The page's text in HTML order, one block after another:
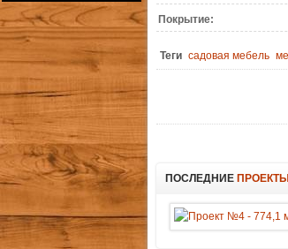
Покрытие:
Теги садовая мебель
ПОСЛЕДНИЕ ПРОЕКТЫ